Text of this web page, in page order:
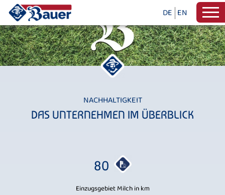
DE EN
NACHHALTIGKEIT
DAS UNTERNEHMEN IM ÜBERBLICK
80
Einzugsgebiet Milch in km